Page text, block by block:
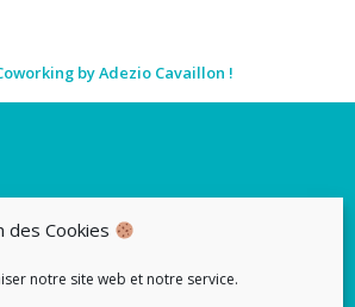
des Cookies
notre site web et notre service.
by Adezio Cavaillon !